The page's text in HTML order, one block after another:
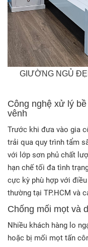
GIƯỜNG NGỦ
Công nghệ xử lý
vênh
Trước khi đưa vào gia
trải qua quy trình tẩm
với lớp sơn phủ chất
hạn chế tối đa tình
cực kỳ phù hợp với
thường tại TP.HCM và
Chống mối mọt và
Nhiều khách hàng lo
hoặc bị mối mọt tấn